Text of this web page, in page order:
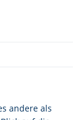
andere als